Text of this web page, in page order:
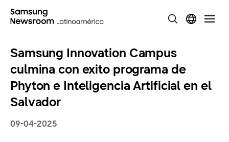
Samsung Innovation Campus
culmina con exito programa de
Phyton e Inteligencia Artificial en el
Salvador
09-04-2025